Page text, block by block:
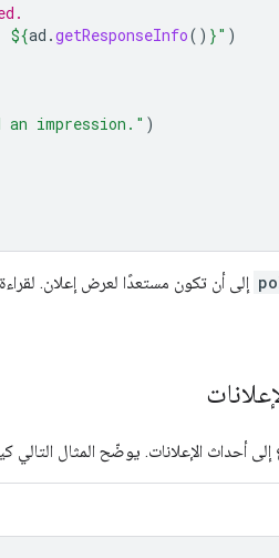
${ad .getResponseInfo() }" )
an impression." )
إلى أن تكون مستعدًا لعرض إعلان.
أحداث الإعلانات. يوضّح المثال التالي